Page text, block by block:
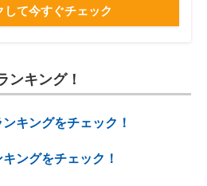
して今すぐチェック
キング！
キングをチェック！
ングをチェック！